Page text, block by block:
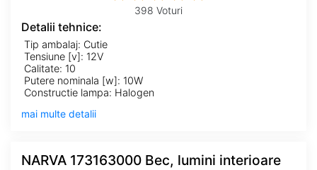
398 Voturi
Detalii tehnice:
Tip ambalaj: Cutie
Tensiune [v]: 12V
Calitate: 10
Putere nominala [w]: 10W
Constructie lampa: Halogen
mai multe detalii
NARVA 173163000 Bec, lumini interioare